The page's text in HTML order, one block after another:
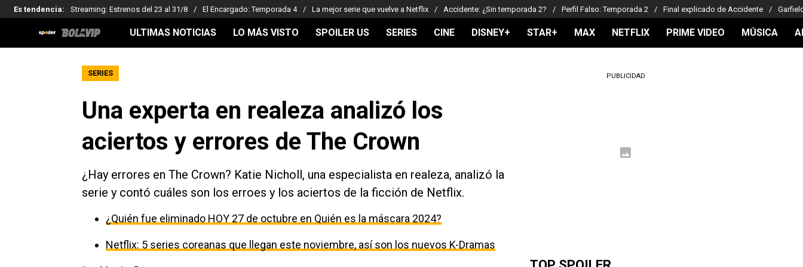
Es tendencia: Streaming: Estrenos del 23 al 31/8 El Encargado: Temporada 4 La mejor serie que vuelve a Netflix Accidente: ¿Sin temporada 2? Perfil Falso: Temporada 2 Final explicado de Accidente
ULTIMAS NOTICIAS LO MÁS VISTO SPOILER US SERIES CINE DISNEY+ STAR+ MAX NETFLIX PRIME VIDEO MÚSICA
SERIES
Una experta en realeza analizó los
aciertos y errores de The Crown
¿Hay errores en The Crown? Katie Nicholl, una especialista en realeza, analizó la
serie y contó cuáles son los erroes y los aciertos de la ficción de Netflix.
¿Quién fue eliminado HOY 27 de octubre en Quién es la máscara 2024?
Netflix: 5 series coreanas que llegan este noviembre, así son los nuevos K-Dramas
PUBLICIDAD